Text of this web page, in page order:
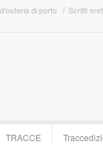
di porto Scritti
TRACCE